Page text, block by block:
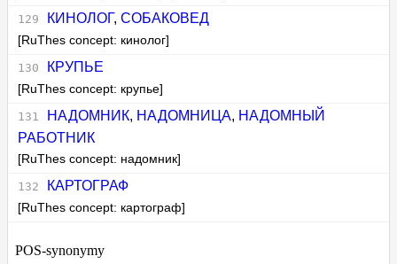
КИНОЛОГ, СОБАКОВЕД
[RuThes concept: кинолог]
КРУПЬЕ
[RuThes concept: крупье]
НАДОМНИК, НАДОМНИЦА, НАДОМНЫЙ
РАБОТНИК
[RuThes concept: надомник]
КАРТОГРАФ
[RuThes concept: картограф]
POS-synonymy